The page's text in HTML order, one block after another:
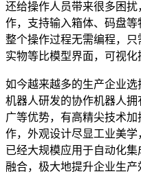
还给操作人员带来很多困
作，支持输入箱体、码盘等
整个操作过程无需编程，
实物等比模型界面，可视化
如今越来越多的生产企业
机器人研发的协作机器人
广等优势，有高精尖技术
作，外观设计尽显工业美
已经大规模应用于自动化
融合，极大地提升企业生产